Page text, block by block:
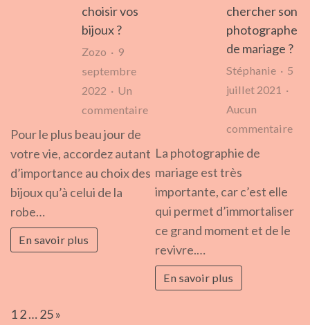
choisir vos
bijoux ?
Zozo
9
septembre
2022
Un
commentairesur
:
comment
choisir
Pour le plus beau jour de
votre vie, accordez autant
d’importance au choix des
bijoux qu’à celui de la
robe…
En savoir plus
chercher son
photographe
de mariage ?
Stéphanie
5
juillet 2021
Aucun
commentairesur
La photographie de
mariage est très
importante, car c’est elle
qui permet d’immortaliser
ce grand moment et de le
revivre.…
En savoir plus
Page:
12…25Next
»